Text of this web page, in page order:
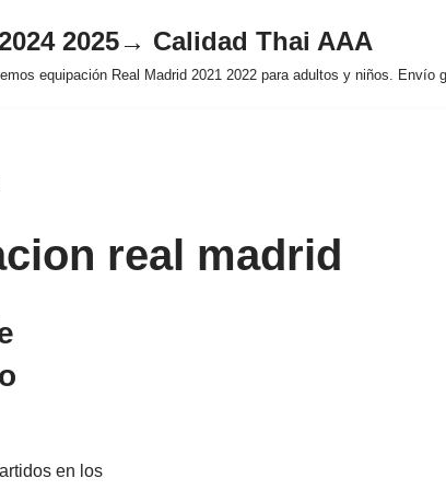
2025→ Calidad Thai AAA
equipación Real Madrid 2021 2022 para adultos y niños. Envío
real madrid
en los